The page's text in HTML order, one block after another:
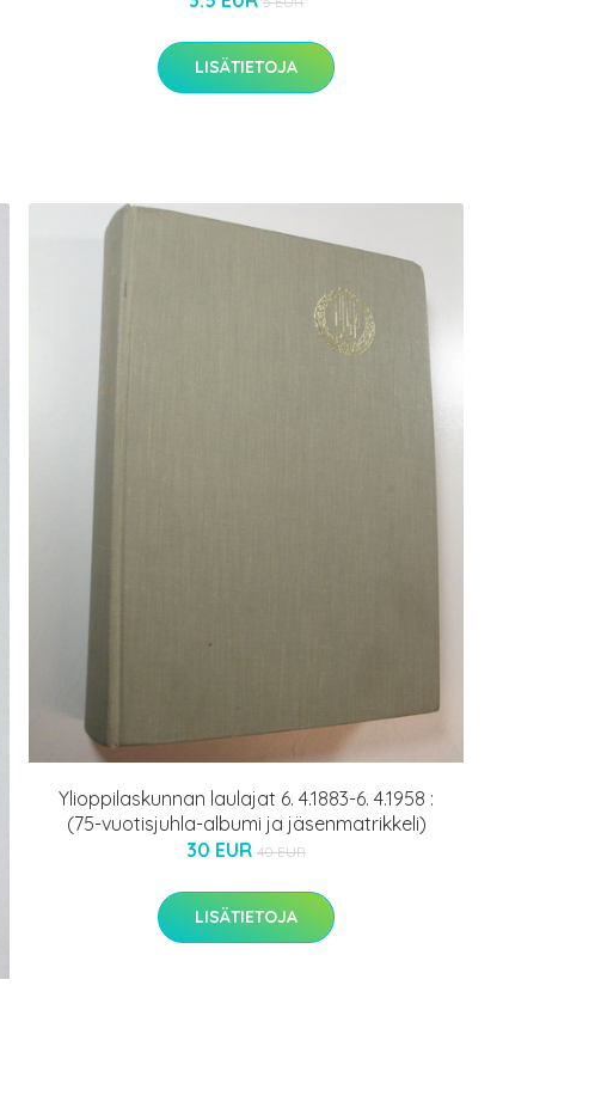
LISÄTIETOJA
Ylioppilaskunnan laulajat 6. 4.1883-6. 4.1958 :
(75-vuotisjuhla-albumi ja jäsenmatrikkeli)
30 EUR 40 EUR
LISÄTIETOJA